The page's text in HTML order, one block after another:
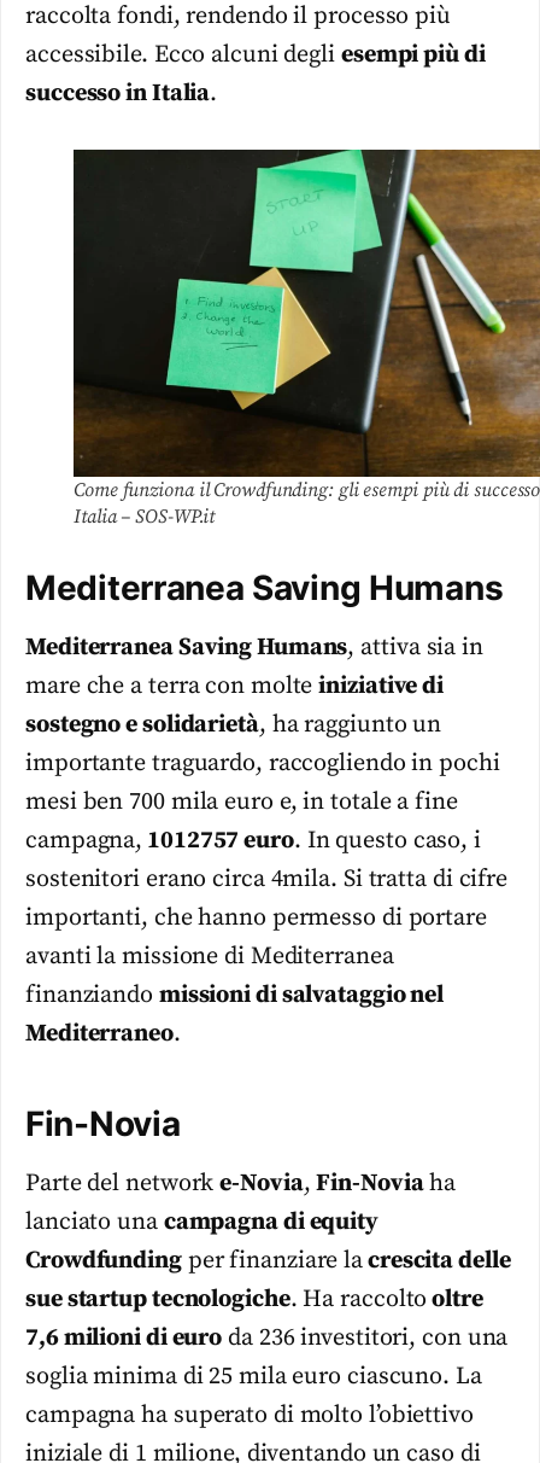
raccolta fondi, rendendo il processo più
accessibile. Ecco alcuni degli esempi più di
successo in Italia.
Come funziona il Crowdfunding: gli esempi più di
Italia – SOS-WP.it
Mediterranea Saving Humans
Mediterranea Saving Humans, attiva sia in
mare che a terra con molteiniziative di
sostegno e solidarietà, ha raggiunto un
importante traguardo, raccogliendo in pochi
mesi ben 700 mila euro e, in totale a fine
campagna, 1012757 euro. In questo caso, i
sostenitori erano circa 4mila. Si tratta di cifre
importanti, che hanno permesso di portare
avanti la missione di Mediterranea
finanziando missioni di salvataggio nel
Mediterraneo.
Fin-Novia
Parte del networke-Novia,Fin-Noviaha
lanciato una campagna di equity
Crowdfundingper finanziare lacrescita delle
sue startup tecnologiche. Ha raccolto oltre
7,6 milioni di euro da 236 investitori, con una
soglia minima di 25 mila euro ciascuno. La
campagna ha superato di molto l’obiettivo
iniziale di 1 milione, diventando un caso di